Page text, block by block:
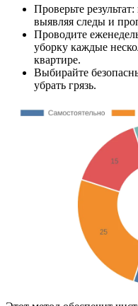
Проверьте
выявляя следы и
Проводите
уборку каждые
квартире.
Выбирайте
убрать грязь.